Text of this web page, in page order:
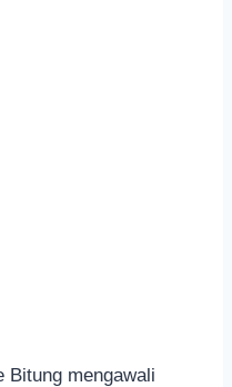
Bitung mengawali